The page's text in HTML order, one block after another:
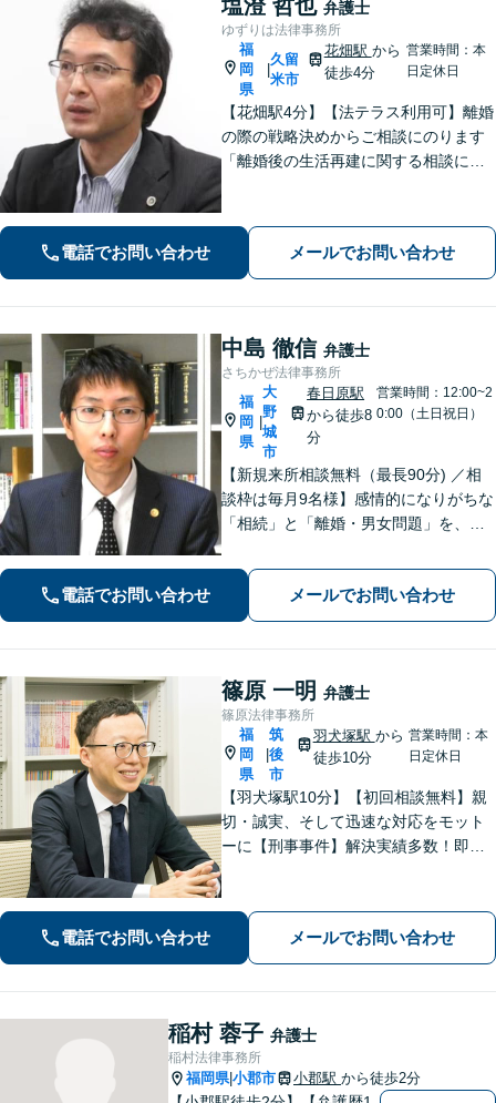
塩澄 哲也 弁護士
ゆずりは法律事務所
福
岡
県
久留
米市
花畑駅 から
徒歩4分
営業時間：本
日定休日
【花畑駅4分】【法テラス利用可】離婚
の際の戦略決めからご相談にのります
「離婚後の生活再建に関する相談に対
や立ち退き・明け渡しなどの賃貸トラ
ブル」【顧問契約可】
電話でお問い合わせ メールでお問い合わせ
中島 徹信 弁護士
さちかぜ法律事務所
福
岡
県
|
大
野
城
市
春日原駅
から徒歩8
分
営業時間：12:00~2
0:00（土日祝日）
【新規来所相談無料（最長90分) ／相
談枠は毎月9名様】感情的になりがちな
「相続」と「離婚・男女問題」を、穏
務」の分析・研究なくして、にわか知
識・独自の見解では闘えません。「借
金問題」も私が一貫して全工程を対応
します。
電話でお問い合わせ メールでお問い合わせ
篠原 一明 弁護士
篠原法律事務所
福
岡
県
筑
後
市
羽犬塚駅 から
徒歩10分
営業時間：本
日定休日
【羽犬塚駅10分】【初回相談無料】親
切・誠実、そして迅速な対応をモット
ーに【刑事事件】解決実績多数！即時
選択肢と法的権利を明確にし、納得の
いく決断ができるよう支援いたします
電話でお問い合わせ メールでお問い合わせ
稲村 蓉子 弁護士
稲村法律事務所
福岡県|小郡市 小郡駅 から徒歩2分